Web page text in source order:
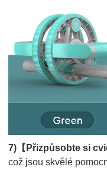
7)【Přizpůsobte si
což jsou skvělé